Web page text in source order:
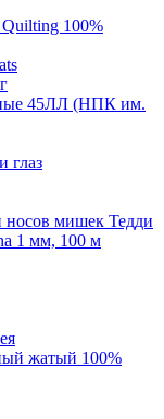
100%
45ЛЛ (НПК им.
глаз
мишек Тедди
1 мм, 100 м
жатый 100%